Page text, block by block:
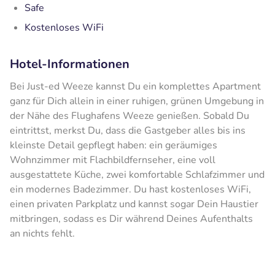
Safe
Kostenloses WiFi
Hotel-Informationen
Bei Just-ed Weeze kannst Du ein komplettes Apartment
ganz für Dich allein in einer ruhigen, grünen Umgebung in
der Nähe des Flughafens Weeze genießen. Sobald Du
eintrittst, merkst Du, dass die Gastgeber alles bis ins
kleinste Detail gepflegt haben: ein geräumiges
Wohnzimmer mit Flachbildfernseher, eine voll
ausgestattete Küche, zwei komfortable Schlafzimmer und
ein modernes Badezimmer. Du hast kostenloses WiFi,
einen privaten Parkplatz und kannst sogar Dein Haustier
mitbringen, sodass es Dir während Deines Aufenthalts
an nichts fehlt.